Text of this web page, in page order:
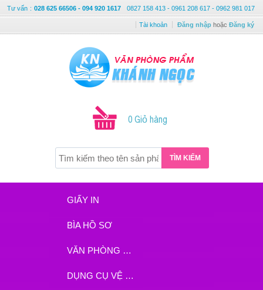
Tư vấn : 028 625 66506 - 094 920 1617 0827 158 413 - 0961 208 617 - 0962 981 017
Tài khoản Đăng nhập hoặc Đăng ký
0 Giỏ hàng
TÌM KIẾM
GIẤY IN
BÌA HỒ SƠ
VĂN PHÒNG PHẨM
DỤNG CỤ VỆ SINH